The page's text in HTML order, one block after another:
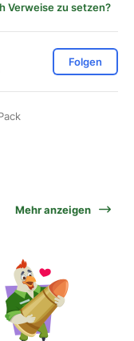
Verweise zu setzen?
Folgen
Mehr anzeigen